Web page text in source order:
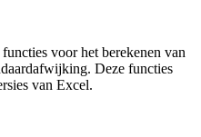
voor het berekenen van
Deze functies
van Excel.